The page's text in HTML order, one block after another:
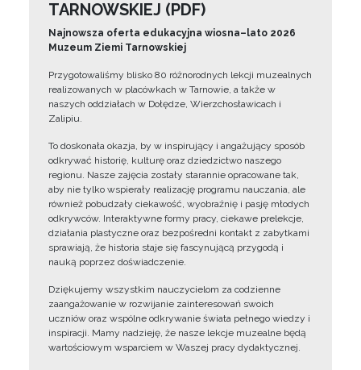
TARNOWSKIEJ (PDF)
Najnowsza oferta edukacyjna wiosna–lato 2026
Muzeum Ziemi Tarnowskiej
Przygotowaliśmy blisko 80 różnorodnych lekcji muzealnych
realizowanych w placówkach w Tarnowie, a także w
naszych oddziałach w Dołędze, Wierzchosławicach i
Zalipiu.
To doskonała okazja, by w inspirujący i angażujący sposób
odkrywać historię, kulturę oraz dziedzictwo naszego
regionu. Nasze zajęcia zostały starannie opracowane tak,
aby nie tylko wspierały realizację programu nauczania, ale
również pobudzały ciekawość, wyobraźnię i pasję młodych
odkrywców. Interaktywne formy pracy, ciekawe prelekcje,
działania plastyczne oraz bezpośredni kontakt z zabytkami
sprawiają, że historia staje się fascynującą przygodą i
nauką poprzez doświadczenie.
Dziękujemy wszystkim nauczycielom za codzienne
zaangażowanie w rozwijanie zainteresowań swoich
uczniów oraz wspólne odkrywanie świata pełnego wiedzy i
inspiracji. Mamy nadzieję, że nasze lekcje muzealne będą
wartościowym wsparciem w Waszej pracy dydaktycznej.